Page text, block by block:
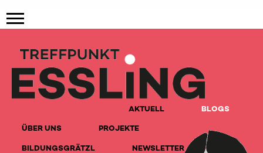
AKTUELL
BLOGS
ÜBER UNS
PROJEKTE
BILDUNGSGRÄTZL
NEWSLETTER